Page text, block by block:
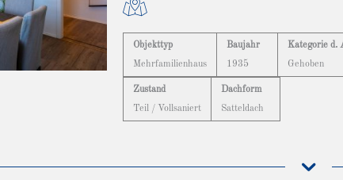
Objekttyp
Mehrfamilienhaus
Baujahr
1935
Kategorie d.
Gehoben
Zustand
Teil / Vollsaniert
Dachform
Satteldach